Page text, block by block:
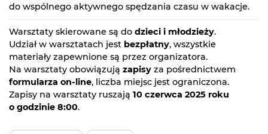
do wspólnego aktywnego spędzania czasu w wakacje.
Warsztaty skierowane są do dzieci i młodzieży.
Udział w warsztatach jest bezpłatny, wszystkie
materiały zapewnione są przez organizatora.
Na warsztaty obowiązują zapisy za pośrednictwem
formularza on-line, liczba miejsc jest ograniczona.
Zapisy na warsztaty ruszają 10 czerwca 2025 roku
o godzinie 8:00.